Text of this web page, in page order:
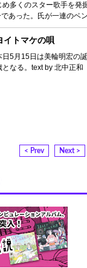
め多くのスター歌手を発
あった。氏が一連のベ
イトマケの唄
日5月15日は美輪明宏の
となる。text by 北中正和
< Prev Next >